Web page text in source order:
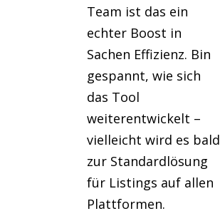
Team ist das ein
echter Boost in
Sachen Effizienz. Bin
gespannt, wie sich
das Tool
weiterentwickelt –
vielleicht wird es bald
zur Standardlösung
für Listings auf allen
Plattformen.